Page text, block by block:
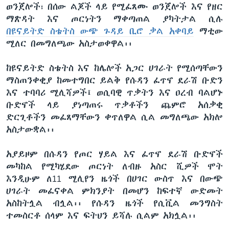
ወንጀሎች፣ በሰው ልጆች ላይ የሚፈጸሙ ወንጀሎች እና የዘር
ማጽዳት እና ጦርነትን ማቀጣጠል ያካትታል ሲሉ
በዩናይትድ ስቴትስ ውጭ ጉዳይ ቢሮ ቃል አቀባይ ማቲው
ሚለር በመግለጫው አስታወቀዋል፡፡
ከዩናይትድ ስቴትስ እና ከሌሎች አጋር ሀገራት የሚሰጣቸውን
ማስጠንቀቂያ ከመተግበር ይልቅ የሱዳን ፈጥኖ ደራሽ ቡድን
እና ተባባሪ ሚሊሻዎች፤ ወሲባዊ ጥቃትን እና ዐረብ ባልሆኑ
ቡድኖች ላይ ያነጣጠሩ ጥቃቶችን ጨምሮ አሰቃቂ
ድርጊቶችን መፈጸማቸውን ቀጥለዋል ሲል መግለጫው አክሎ
አስታውቋል፡፡
አያይዞም በሱዳን የጦር ሃይል እና ፈጥኖ ደራሽ ቡድኖች
መካከል የሚካሄደው ጦርነት ለብዙ አስር ሺዎች ሞት
እንዲሁም ለ11 ሚሊየን ዜጎች በሀገር ውስጥ እና በውጭ
ሀገራት መፈናቀል ምክንያት በመሆን ከፍተኛ ውድመት
አስከትሏል ብሏል፡፡ የሱዳን ዜጎች የሲቪል መንግስት
ተመስርቶ ሰላም እና ፍትህን ይሻሉ ሲልም አክሏል፡፡